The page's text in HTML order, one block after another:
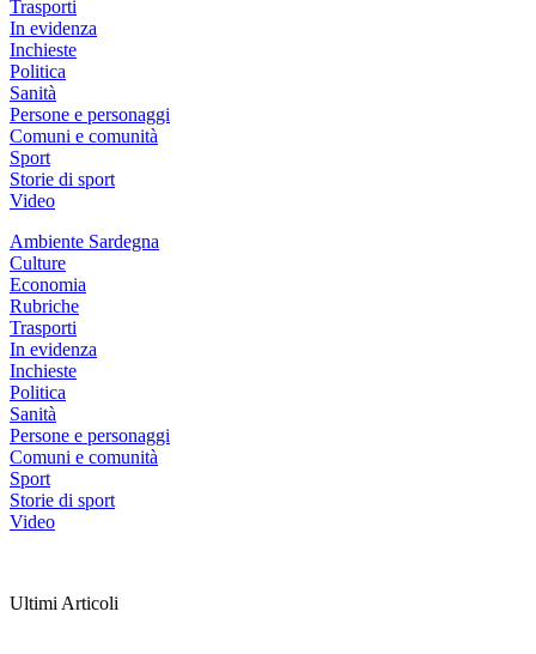
Trasporti
In evidenza
Inchieste
Politica
Sanità
Persone e personaggi
Comuni e comunità
Sport
Storie di sport
Video
Ambiente Sardegna
Culture
Economia
Rubriche
Trasporti
In evidenza
Inchieste
Politica
Sanità
Persone e personaggi
Comuni e comunità
Sport
Storie di sport
Video
Ultimi Articoli